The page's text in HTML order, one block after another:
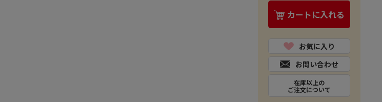
カートに入れる
お気に入り
お問い合わせ
在庫以上の
ご注文について